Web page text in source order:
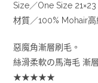
Size／One Size
材質／100% Mohair
惡魔角漸層刷毛。
絲滑柔軟の馬海毛 漸
★★★★★